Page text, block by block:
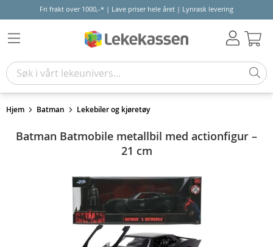
Fri frakt over 1000,-* | Lave priser hele året | Lynrask levering
Hjem Batman Lekebiler og kjøretøy
Batman Batmobile metallbil med actionfigur –
21 cm